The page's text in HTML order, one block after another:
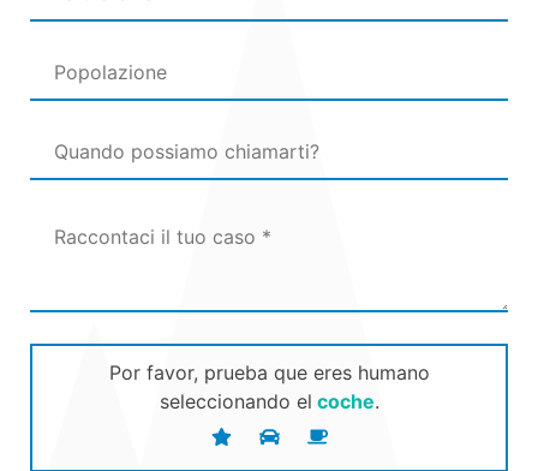
Por favor, prueba que eres humano
seleccionando el coche.